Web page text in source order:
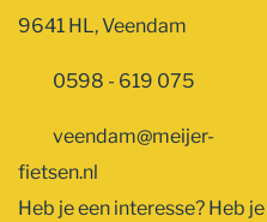
9641 HL, Veendam
0598 - 619 075
veendam@meijer-
fietsen.nl
Heb je een interesse? Heb